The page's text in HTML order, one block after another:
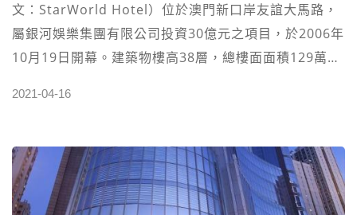
文：StarWorld Hotel）位於澳門新口岸友誼大馬路，
屬銀河娛樂集團有限公司投資30億元之項目，於2006年
10月19日開幕。建築物樓高38層，總樓面面積129萬平
一站式集合旅遊、娛樂及消閒服務酒店。 澳門星際酒店
邀請了香港知名藝人梁朝偉擔當其酒店的代言人，且拍
攝兩輯宣傳廣告及擔任開幕剪綵嘉賓，有傳是以千萬酬
2021-04-16